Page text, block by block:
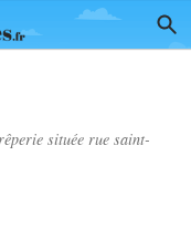
située rue saint-